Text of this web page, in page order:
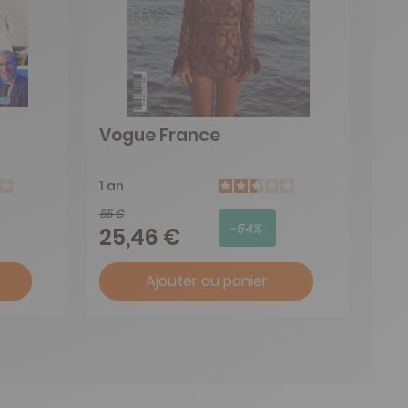
Vogue France
1 an
55 €
25,46 € -54%
Ajouter au panier